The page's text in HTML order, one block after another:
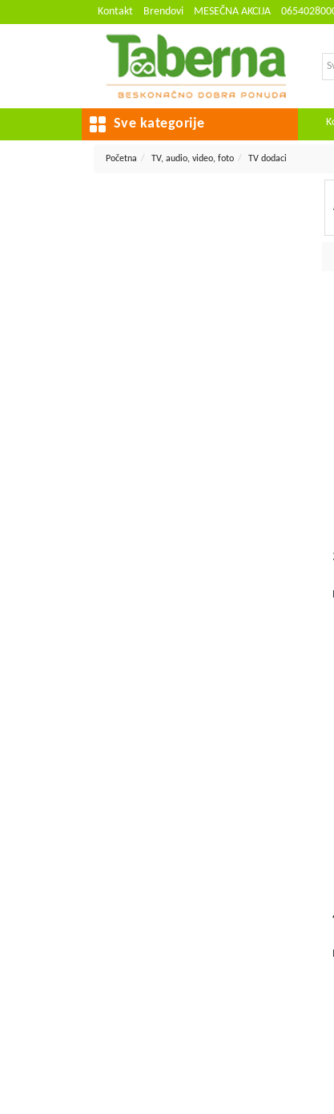
Kontakt Brendovi MESEČNA AKCIJA
Sve kategorije
Početna TV, audio, video, foto TV dodaci